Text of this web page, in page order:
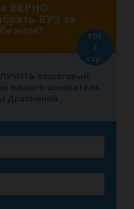
ВЕРНО
ВУЗ за
пошаговый
нашего основателя
Драпкиной
PDF
7
стр.